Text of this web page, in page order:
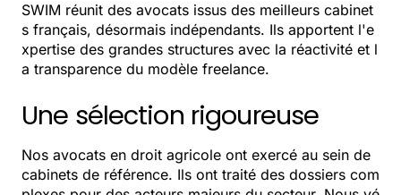
SWIM réunit des avocats issus des meilleurs cabinet
s français, désormais indépendants. Ils apportent l'e
xpertise des grandes structures avec la réactivité et l
a transparence du modèle freelance.
Une sélection rigoureuse
Nos avocats en droit agricole ont exercé au sein de
cabinets de référence. Ils ont traité des dossiers com